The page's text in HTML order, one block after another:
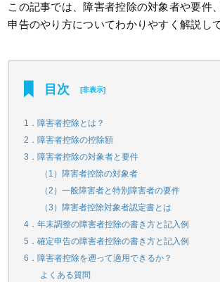
この記事では、障害者控除の対象者や要件
申告のやり方についてわかりやすく解説し
目次 [非表示]
1．障害者控除とは？
2．障害者控除の控除額
3．障害者控除の対象者と要件
（1）障害者控除の対象者
（2）一般障害者と特別障害者の要件
（3）障害者控除対象者認定書とは
4．年末調整の障害者控除の書き方と記入例
5．確定申告の障害者控除の書き方と記入例
6．障害者控除を遡って適用できるか？
よくある質問